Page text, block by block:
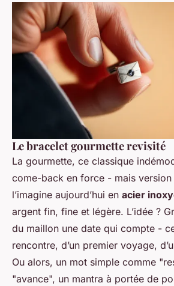
Le bracelet gourmette revisité
La gourmette, ce classique
come-back en force - mais version
l’imagine aujourd’hui en acier
argent fin, fine et légère. L’idée ?
du maillon une date qui compte -
rencontre, d’un premier voyage,
Ou alors, un mot simple comme
"avance", un mantra à portée de